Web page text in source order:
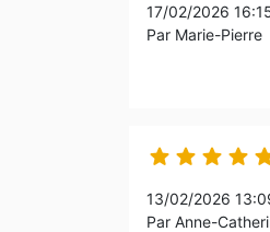
17/02/2026
Par Marie-Pierre
   
13/02/2026
Par Anne-